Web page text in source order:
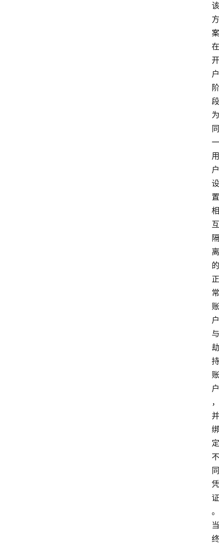
该
方
案
在
开
户
阶
段
为
同
一
用
户
设
置
相
互
隔
离
的
正
常
账
户
与
劫
持
账
户
，
并
绑
定
不
同
凭
证
。
当
终